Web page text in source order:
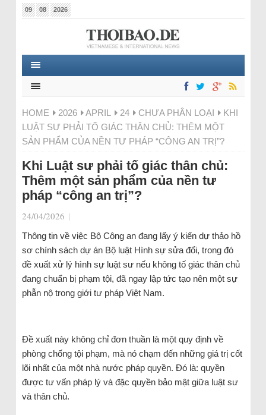
09 08 2026
HOME 2026 APRIL 24 CHƯA PHÂN LOẠI
KHI
LUẬT SƯ PHẢI TỐ GIÁC THÂN CHỦ: THÊM MỘT
SẢN PHẨM CỦA NỀN TƯ PHÁP “CÔNG AN TRỊ”?
Khi Luật sư phải tố giác thân chủ:
Thêm một sản phẩm của nền tư
pháp “công an trị”?
24/04/2026 |
Thông tin về việc Bộ Công an đang lấy ý kiến dự thảo hồ
sơ chính sách dự án Bộ luật Hình sự sửa đổi, trong đó
đề xuất xử lý hình sự luật sư nếu không tố giác thân chủ
đang chuẩn bị phạm tội, đã ngay lập tức tạo nên một sự
phẫn nộ trong giới tư pháp Việt Nam.
Đề xuất này không chỉ đơn thuần là một quy định về
phòng chống tội phạm, mà nó chạm đến những giá trị cốt
lõi nhất của một nhà nước pháp quyền. Đó là: quyền
được tư vấn pháp lý và đặc quyền bảo mật giữa luật sư
và thân chủ.